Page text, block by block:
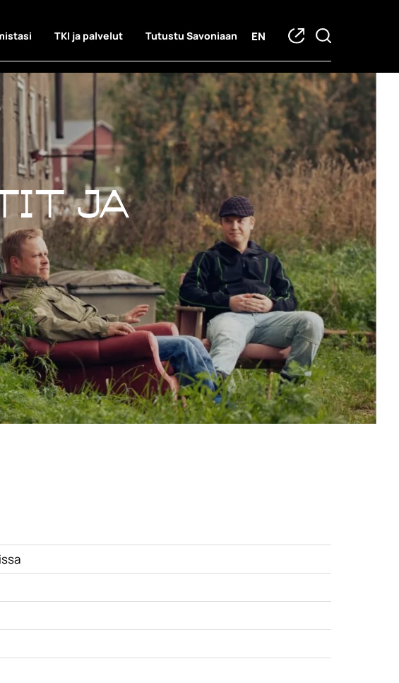
TKI ja palvelut Tutustu Savoniaan EN
ja hankkeet
ja